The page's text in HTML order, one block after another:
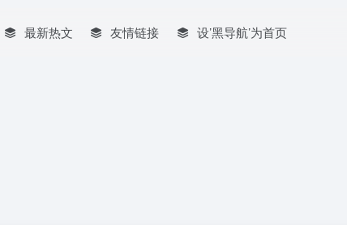
最新热文 友情链接 设’黑导航’为首页